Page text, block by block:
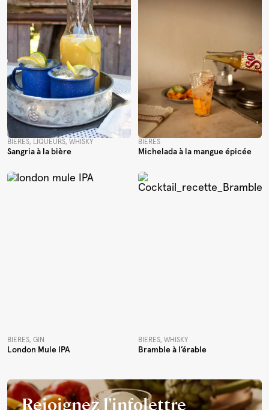
BIÈRES, LIQUEURS, WHISKY
Sangria à la bière
BIÈRES
Michelada à la mangue épicée
BIÈRES, GIN
London Mule IPA
BIÈRES, WHISKY
Bramble à l’érable
Rejoignez l'infolettre